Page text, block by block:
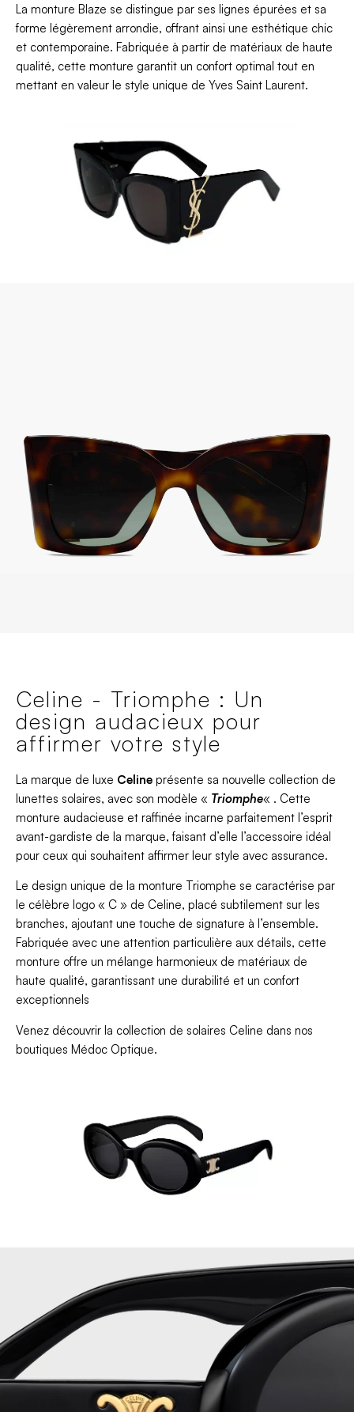
La monture Blaze se distingue par ses lignes épurées et sa
forme légèrement arrondie, offrant ainsi une esthétique chic
et contemporaine. Fabriquée à partir de matériaux de haute
qualité, cette monture garantit un confort optimal tout en
mettant en valeur le style unique de Yves Saint Laurent.
Celine - Triomphe : Un
design audacieux pour
affirmer votre style
La marque de luxe Celine présente sa nouvelle collection de
lunettes solaires, avec son modèle « Triomphe« . Cette
monture audacieuse et raffinée incarne parfaitement l’esprit
avant-gardiste de la marque, faisant d’elle l’accessoire idéal
pour ceux qui souhaitent affirmer leur style avec assurance.
Le design unique de la monture Triomphe se caractérise par
le célèbre logo « C » de Celine, placé subtilement sur les
branches, ajoutant une touche de signature à l’ensemble.
Fabriquée avec une attention particulière aux détails, cette
monture offre un mélange harmonieux de matériaux de
haute qualité, garantissant une durabilité et un confort
exceptionnels
Venez découvrir la collection de solaires Celine dans nos
boutiques Médoc Optique.